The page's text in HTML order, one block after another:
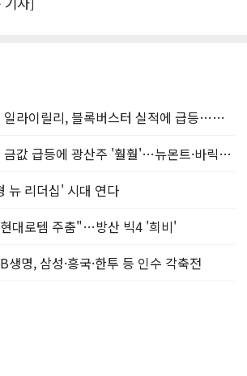
[美증시 특징주] 일라이릴리, 블록버스터 실적에 급등…마운자로 매출 폭발
[美증시 특징주] 금값 급등에 광산주 '훨훨'…뉴몬트·바릭마이닝 주도
뉴 리더십' 시대 연다
대로템 주춤"…방산 빅4 '희비'
생명, 삼성·흥국·한투 등 인수 각축전